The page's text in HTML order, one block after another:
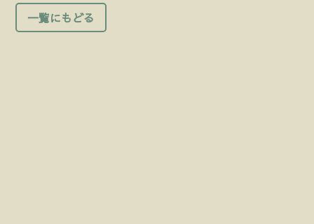
一覧にもどる